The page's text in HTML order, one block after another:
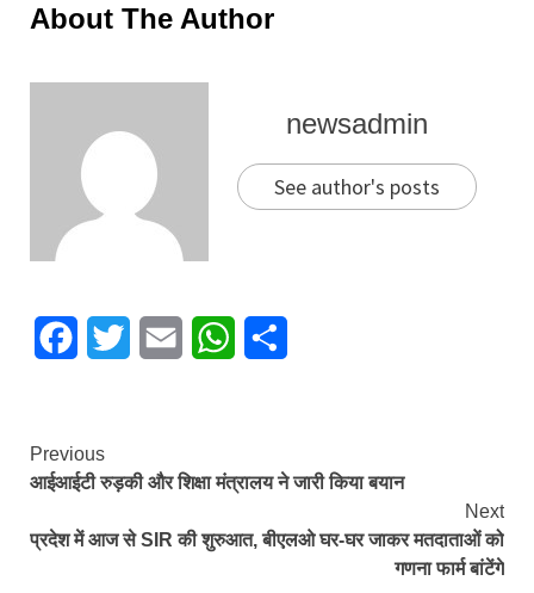
About The Author
newsadmin
See author's posts
FacebookTwitter Email WhatsApp
Continue
Reading
Previous
आईआईटी रुड़की और शिक्षा मंत्रालय ने जारी किया बयान
Next
प्रदेश में आज से SIR की शुरुआत, बीएलओ घर-घर जाकर मतदाताओं को
गणना फार्म बांटेंगे